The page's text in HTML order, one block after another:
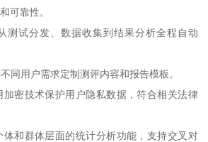
可靠性。
测试分发、数据收集到结果分析全程自动
同用户需求定制测评内容和报告模板。
加密技术保护用户隐私数据，符合相关法律
体和群体层面的统计分析功能，支持交叉对